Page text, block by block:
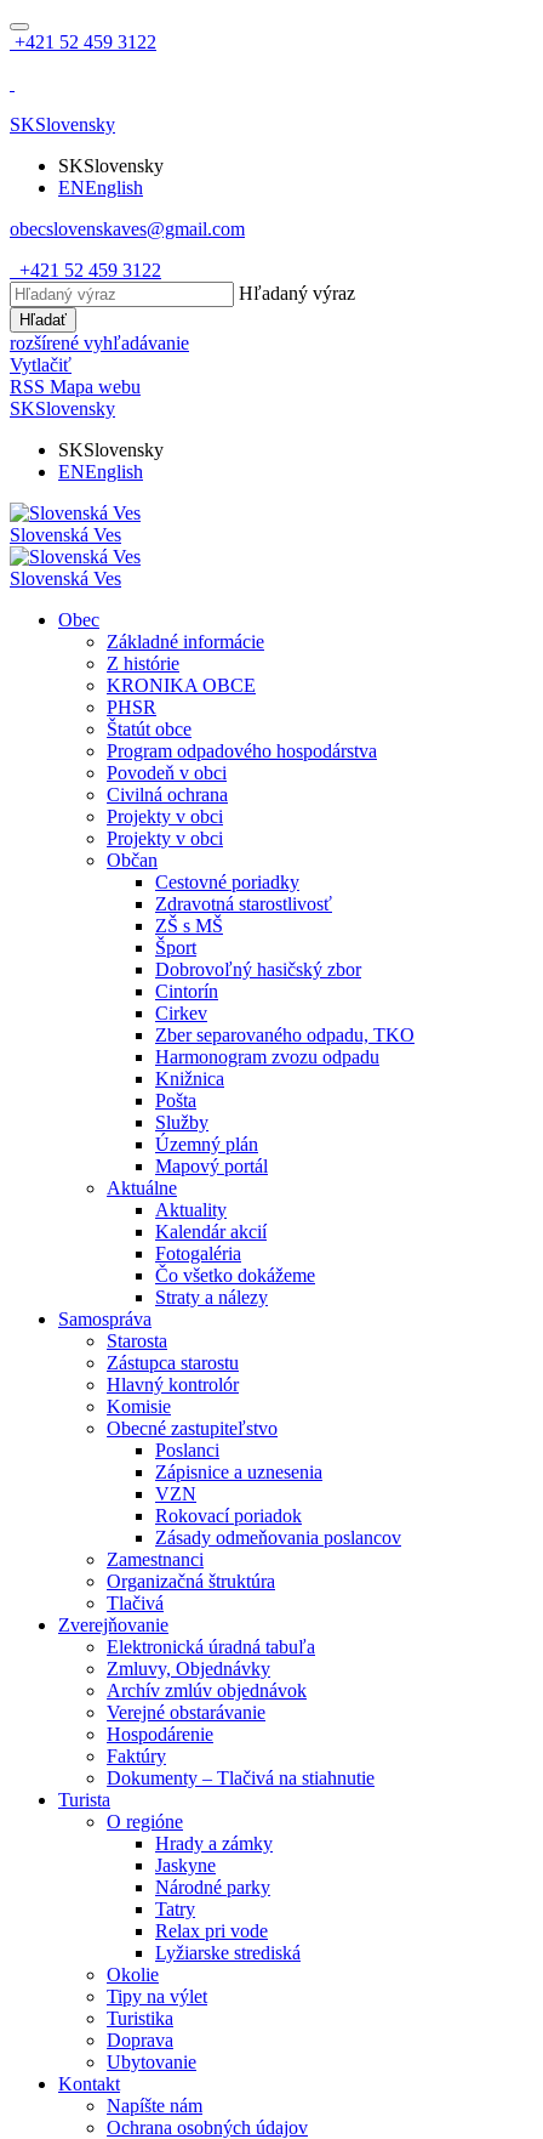
+421 52 459 3122
SKSlovensky
SKSlovensky
ENEnglish
obecslovenskaves@gmail.com
+421 52 459 3122
Hľadaný výraz
Hľadať
rozšírené vyhľadávanie
Vytlačiť
RSS Mapa webu
SKSlovensky
SKSlovensky
ENEnglish
Slovenská Ves
Slovenská Ves
Obec
Základné informácie
Z histórie
KRONIKA OBCE
PHSR
Štatút obce
Program odpadového hospodárstva
Povodeň v obci
Civilná ochrana
Projekty v obci
Projekty v obci
Občan
Cestovné poriadky
Zdravotná starostlivosť
ZŠ s MŠ
Šport
Dobrovoľný hasičský zbor
Cintorín
Cirkev
Zber separovaného odpadu, TKO
Harmonogram zvozu odpadu
Knižnica
Pošta
Služby
Územný plán
Mapový portál
Aktuálne
Aktuality
Kalendár akcií
Fotogaléria
Čo všetko dokážeme
Straty a nálezy
Samospráva
Starosta
Zástupca starostu
Hlavný kontrolór
Komisie
Obecné zastupiteľstvo
Poslanci
Zápisnice a uznesenia
VZN
Rokovací poriadok
Zásady odmeňovania poslancov
Zamestnanci
Organizačná štruktúra
Tlačivá
Zverejňovanie
Elektronická úradná tabuľa
Zmluvy, Objednávky
Archív zmlúv objednávok
Verejné obstarávanie
Hospodárenie
Faktúry
Dokumenty – Tlačivá na stiahnutie
Turista
O regióne
Hrady a zámky
Jaskyne
Národné parky
Tatry
Relax pri vode
Lyžiarske strediská
Okolie
Tipy na výlet
Turistika
Doprava
Ubytovanie
Kontakt
Napíšte nám
Ochrana osobných údajov